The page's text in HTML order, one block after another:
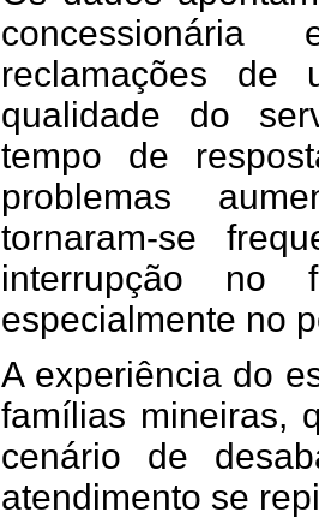
reclamações de
qualidade do
tempo de
problemas
tornaram-se
interrupção no
especialmente no
A experiência do
famílias mineiras,
cenário de
atendimento se